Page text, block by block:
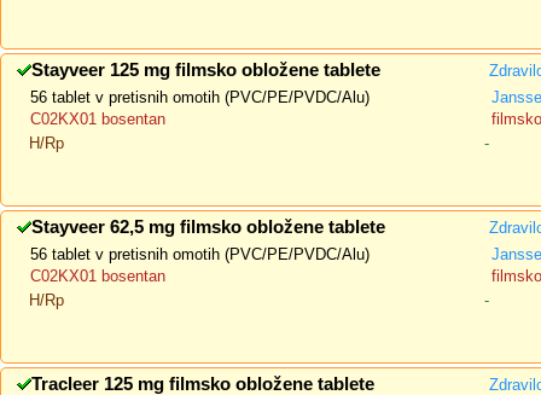
Stayveer 125 mg filmsko obložene tablete
56 tablet v pretisnih omotih (PVC/PE/PVDC/Alu)
C02KX01 bosentan
H/Rp
-
Stayveer 62,5 mg filmsko obložene tablete
56 tablet v pretisnih omotih (PVC/PE/PVDC/Alu)
C02KX01 bosentan
H/Rp
-
Tracleer 125 mg filmsko obložene tablete